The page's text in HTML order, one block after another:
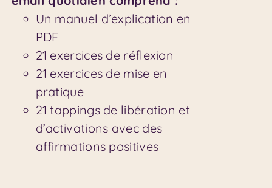
Un manuel d’explication en
PDF
21 exercices de réflexion
21 exercices de mise en
pratique
21 tappings de libération et
d’activations avec des
affirmations positives